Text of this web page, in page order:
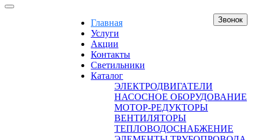
Главная
Услуги
Акции
Контакты
Светильники
Каталог
ЭЛЕКТРОДВИГАТЕЛИ
НАСОСНОЕ ОБОРУДОВАНИЕ
МОТОР-РЕДУКТОРЫ
ВЕНТИЛЯТОРЫ
ТЕПЛОВОДОСНАБЖЕНИЕ
Звонок